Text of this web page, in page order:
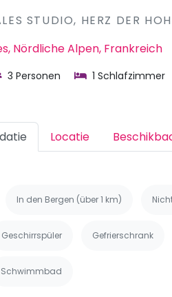
STUDIO, HERZ DER
Nördliche Alpen, Frankreich
3 Personen 1 Schlafzimmer
Locatie
In den Bergen (über 1 km)
Geschirrspüler Gefrierschrank
Schwimmbad